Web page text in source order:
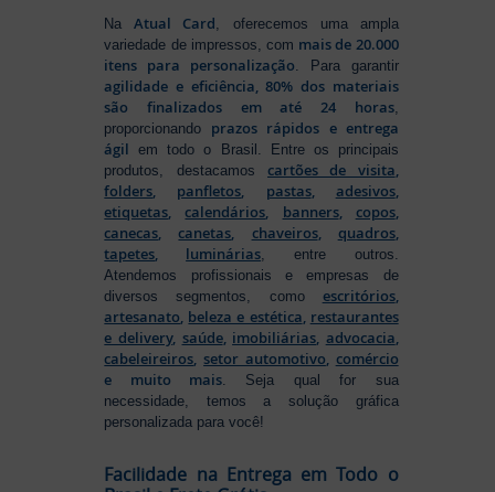
NaAtual Card , oferecemos uma ampla
variedade de impressos, com mais de 20.000
itens para personalização . Para garantir
agilidade e eficiência, 80% dos materiais
são finalizados em até 24 horas,
proporcionando prazos rápidos e entrega
ágil em todo o Brasil. Entre os principais
produtos, destacamos cartões de visita,
folders, panfletos, pastas, adesivos,
etiquetas,calendários, banners, copos,
canecas,canetas, chaveiros, quadros,
tapetes, luminárias , entre outros.
Atendemos profissionais e empresas de
diversos segmentos, como escritórios,
artesanato, beleza e estética, restaurantes
e delivery, saúde, imobiliárias, advocacia,
cabeleireiros, setor automotivo, comércio
e muito mais . Seja qual for sua
necessidade, temos a solução gráfica
personalizada para você!
Facilidade na Entrega em Todo o